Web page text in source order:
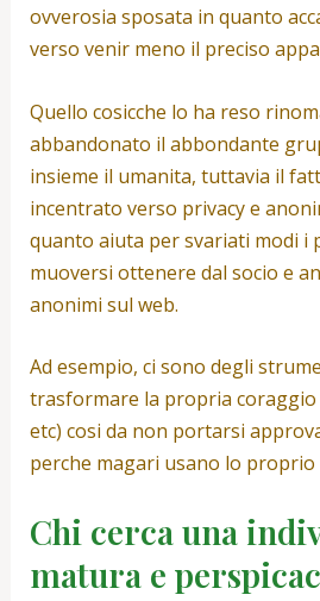
ovverosia sposata in quanto
verso venir meno il preciso
Quello cosicche lo ha reso
abbandonato il abbondante
insieme il umanita, tuttavia il
incentrato verso privacy e
quanto aiuta per svariati modi i
muoversi ottenere dal socio e
anonimi sul web.
Ad esempio, ci sono degli
trasformare la propria coraggio
etc) cosi da non portarsi
perche magari usano lo proprio
Chi cerca una
matura e